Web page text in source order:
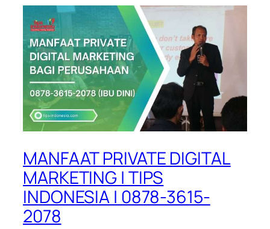
MANFAAT PRIVATE DIGITAL
MARKETING | TIPS
INDONESIA | 0878-3615-
2078